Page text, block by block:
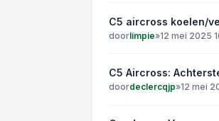
C5 aircross koelen/
doorlimpie»12 mei 2025
C5 Aircross:
doordeclercqjp»12 mei